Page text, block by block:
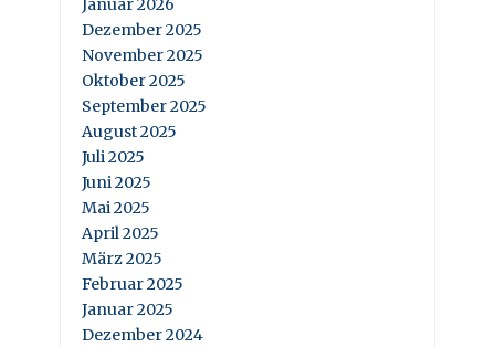
Januar 2026
Dezember 2025
November 2025
Oktober 2025
September 2025
August 2025
Juli 2025
Juni 2025
Mai 2025
April 2025
März 2025
Februar 2025
Januar 2025
Dezember 2024